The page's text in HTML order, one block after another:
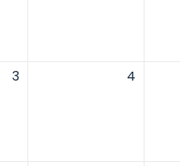
3 4